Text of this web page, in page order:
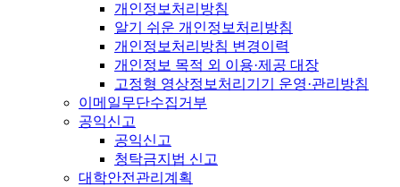
개인정보처리방침
알기 쉬운 개인정보처리방침
개인정보처리방침 변경이력
개인정보 목적 외 이용·제공 대장
고정형 영상정보처리기기 운영·관리방침
이메일무단수집거부
공익신고
공익신고
청탁금지법 신고
대학안전관리계획